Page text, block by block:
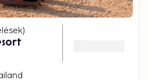
easy – the island has its own
to Bangkok and
from the mainland are
for backpackers
)